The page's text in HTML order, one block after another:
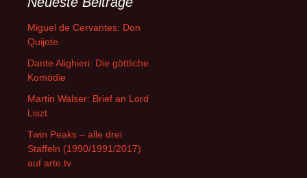
Miguel de Cervantes: Don
Quijote
Dante Alighieri: Die göttliche
Komödie
Martin Walser: Brief an Lord
Liszt
Twin Peaks – alle drei
Staffeln (1990/1991/2017)
auf arte.tv